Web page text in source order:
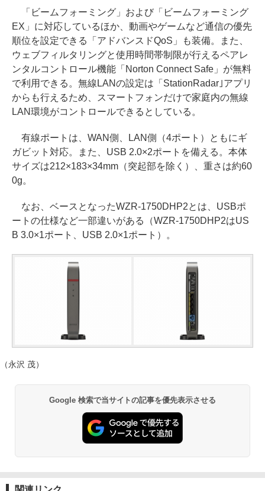
「ビームフォーミング」および「ビームフォーミング
EX」に対応しているほか、動画やゲームなど通信の優先
順位を設定できる「アドバンスドQoS」も装備。また、
ウェブフィルタリングと使用時間帯制限が行えるペアレ
ンタルコントロール機能「Norton Connect Safe」が無料
で利用できる。無線LANの設定は「StationRadar｣アプリ
からも行えるため、スマートフォンだけで家庭内の無線
LAN環境がコントロールできるとしている。
有線ポートは、WAN側、LAN側（4ポート）ともにギ
ガビット対応。また、USB 2.0×2ポートを備える。本体
サイズは212×183×34mm（突起部を除く）、重さは約60
0g。
なお、ベースとなったWZR-1750DHP2とは、USBポ
ートの仕様など一部違いがある（WZR-1750DHP2はUS
B 3.0×1ポート、USB 2.0×1ポート）。
（永沢 茂）
Google 検索で当サイトの記事を優先表示させる